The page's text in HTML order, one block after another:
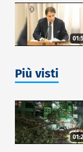
Più visti